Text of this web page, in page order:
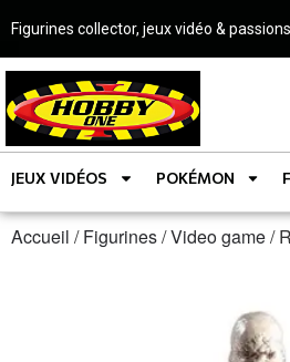
Figurines collector, jeux vidéo & passions
JEUX VIDÉOS POKÉMON
Accueil /Figurines/Video game/